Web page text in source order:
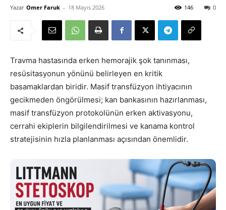
Yazar Omer Faruk - 18 Mayıs 2026 0
146
Travma hastasında erken hemorajik şok tanınması,
resüsitasyonun yönünü belirleyen en kritik
basamaklardan biridir. Masif transfüzyon ihtiyacının
gecikmeden öngörülmesi; kan bankasının hazırlanması,
masif transfüzyon protokolünün erken aktivasyonu,
cerrahi ekiplerin bilgilendirilmesi ve kanama kontrol
stratejisinin hızla planlanması açısından önemlidir.